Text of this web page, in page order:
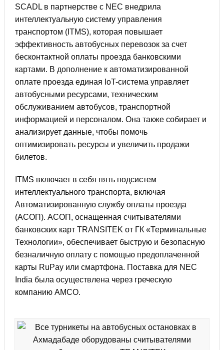
SCADL в партнерстве с NEC внедрила
интеллектуальную систему управления
транспортом (ITMS), которая повышает
эффективность автобусных перевозок за счет
бесконтактной оплаты проезда банковскими
картами. В дополнение к автоматизированной
оплате проезда единая IoT-система управляет
автобусными ресурсами, техническим
обслуживанием автобусов, транспортной
информацией и персоналом. Она также собирает и
анализирует данные, чтобы помочь
оптимизировать ресурсы и увеличить продажи
билетов.
ITMS включает в себя пять подсистем
интеллектуального транспорта, включая
Автоматизированную службу оплаты проезда
(АСОП). АСОП, оснащенная считывателями
банковских карт TRANSITEK от ГК «Терминальные
Технологии», обеспечивает быструю и безопасную
безналичную оплату с помощью предоплаченной
карты RuPay или смартфона. Поставка для NEC
India была осуществлена через греческую
компанию AMCO.